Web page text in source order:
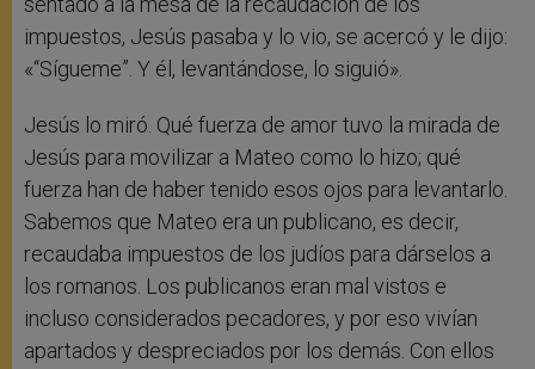
impuestos, Jesús pasaba y lo vio, se acercó y le dijo:
«“Sígueme”. Y él, levantándose, lo siguió».
Jesús lo miró. Qué fuerza de amor tuvo la mirada de
Jesús para movilizar a Mateo como lo hizo; qué
fuerza han de haber tenido esos ojos para levantarlo.
Sabemos que Mateo era un publicano, es decir,
recaudaba impuestos de los judíos para dárselos a
los romanos. Los publicanos eran mal vistos e
incluso considerados pecadores, y por eso vivían
apartados y despreciados por los demás. Con ellos